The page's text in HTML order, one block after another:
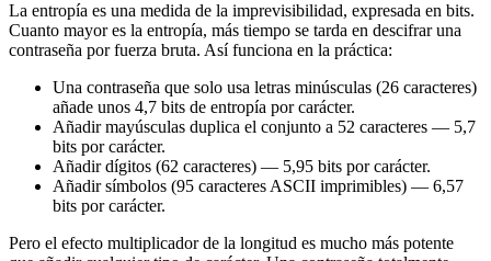
La entropía es una medida de la imprevisibilidad, expresada en bits.
Cuanto mayor es la entropía, más tiempo se tarda en descifrar una
contraseña por fuerza bruta. Así funciona en la práctica:
Una contraseña que solo usa letras minúsculas (26 caracteres)
añade unos 4,7 bits de entropía por carácter.
Añadir mayúsculas duplica el conjunto a 52 caracteres — 5,7
bits por carácter.
Añadir dígitos (62 caracteres) — 5,95 bits por carácter.
Añadir símbolos (95 caracteres ASCII imprimibles) — 6,57
bits por carácter.
Pero el efecto multiplicador de la longitud es mucho más potente